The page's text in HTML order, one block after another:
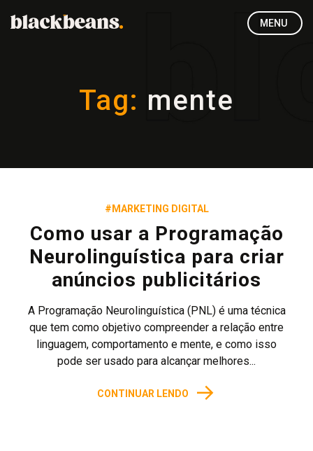
MENU
Tag: mente
#MARKETING DIGITAL
Como usar a Programação
Neurolinguística para criar
anúncios publicitários
A Programação Neurolinguística (PNL) é uma técnica
que tem como objetivo compreender a relação entre
linguagem, comportamento e mente, e como isso
pode ser usado para alcançar melhores...
CONTINUAR LENDO →